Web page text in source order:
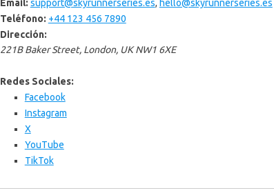
Email: support@skyrunnerseries.es, hello@skyrunnerseries.es
Teléfono: +44 123 456 7890
Dirección:
221B Baker Street, London, UK NW1 6XE
Redes Sociales:
Facebook
Instagram
X
YouTube
TikTok